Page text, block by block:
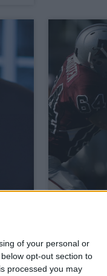
of your personal or
opt-out section to
processed you may